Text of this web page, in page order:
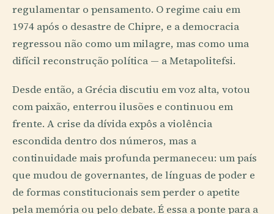
regulamentar o pensamento. O regime caiu em
1974 após o desastre de Chipre, e a democracia
regressou não como um milagre, mas como uma
difícil reconstrução política — a Metapolitefsi.
Desde então, a Grécia discutiu em voz alta, votou
com paixão, enterrou ilusões e continuou em
frente. A crise da dívida expôs a violência
escondida dentro dos números, mas a
continuidade mais profunda permaneceu: um país
que mudou de governantes, de línguas de poder e
de formas constitucionais sem perder o apetite
pela memória ou pelo debate. É essa a ponte para a